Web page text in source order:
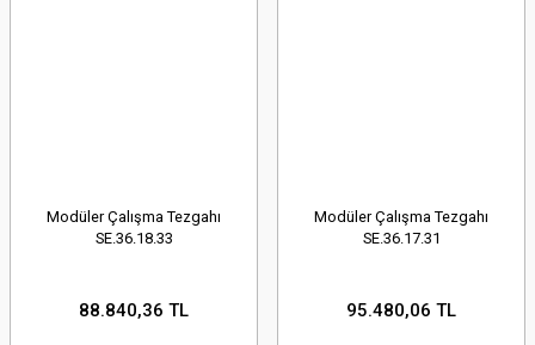
Modüler Çalışma Tezgahı
SE.36.18.33
88.840,36 TL
Modüler Çalışma Tezgahı
SE.36.17.31
95.480,06 TL